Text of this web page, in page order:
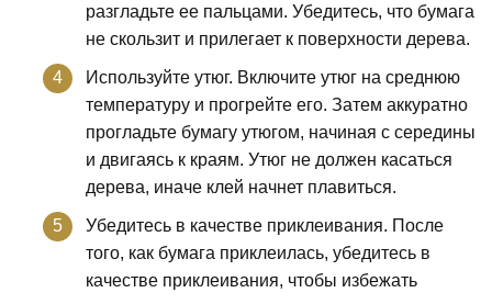
разгладьте ее пальцами. Убедитесь, что бумага
не скользит и прилегает к поверхности дерева.
Используйте утюг. Включите утюг на среднюю
температуру и прогрейте его. Затем аккуратно
прогладьте бумагу утюгом, начиная с середины
и двигаясь к краям. Утюг не должен касаться
дерева, иначе клей начнет плавиться.
Убедитесь в качестве приклеивания. После
того, как бумага приклеилась, убедитесь в
качестве приклеивания, чтобы избежать